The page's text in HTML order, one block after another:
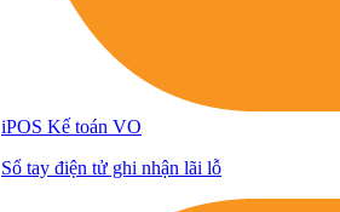
iPOS Kế toán VO
Sổ tay điện tử ghi nhận lãi lỗ